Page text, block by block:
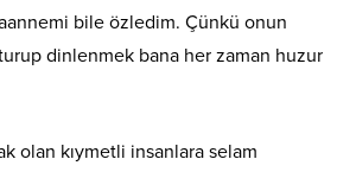
bile özledim. Çünkü onun
dinlenmek bana her zaman huzur
olan kıymetli insanlara selam